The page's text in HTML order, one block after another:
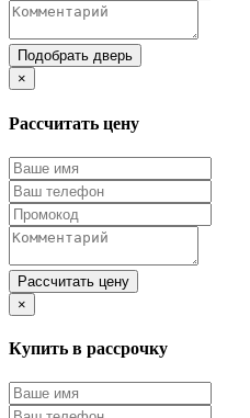
Подобрать дверь
×
Рассчитать цену
Рассчитать цену
×
Купить в рассрочку